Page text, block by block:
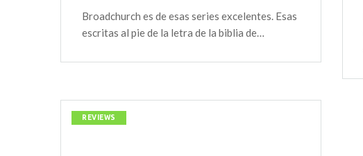
Broadchurch es de esas series excelentes. Esas
escritas al pie de la letra de la biblia de…
REVIEWS